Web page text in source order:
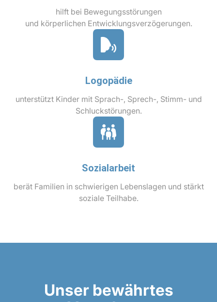
hilft bei Bewegungsstörungen
und körperlichen Entwicklungsverzögerungen.
Logopädie
unterstützt Kinder mit Sprach-, Sprech-, Stimm- und
Schluckstörungen.
Sozialarbeit
berät Familien in schwierigen Lebenslagen und stärkt
soziale Teilhabe.
Unser bewährtes